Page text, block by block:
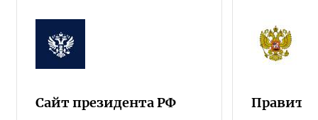
Сайт президента РФ